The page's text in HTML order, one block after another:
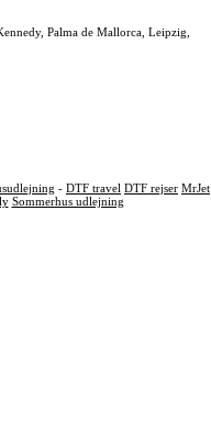
Palma de Mallorca, Leipzig,
- DTF travel DTF rejser MrJet
Sommerhus udlejning